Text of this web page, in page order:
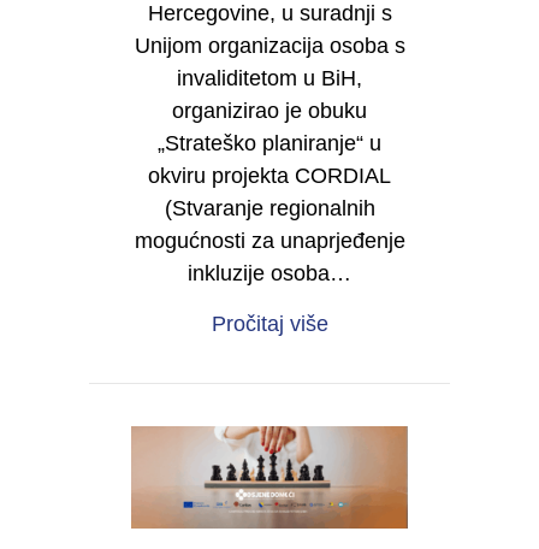
Hercegovine, u suradnji s
Unijom organizacija osoba s
invaliditetom u BiH,
organizirao je obuku
„Strateško planiranje“ u
okviru projekta CORDIAL
(Stvaranje regionalnih
mogućnosti za unaprjeđenje
inkluzije osoba…
Pročitaj višeabout Od vizije do